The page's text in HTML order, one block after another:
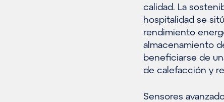
calidad. La
hospitalidad se
rendimiento
almacenamiento
beneficiarse de
de calefacción y
Sensores